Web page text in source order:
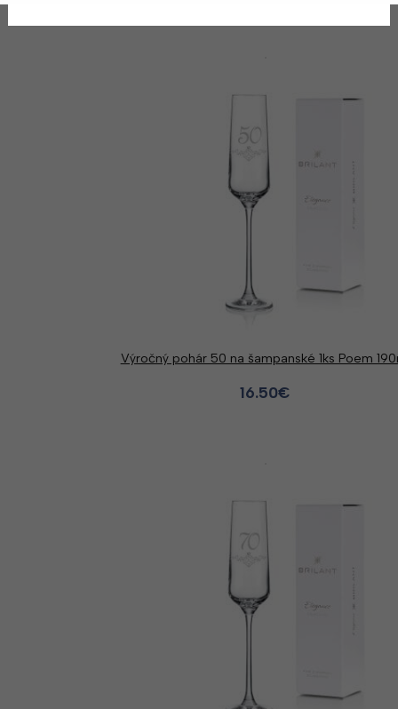
Výročný pohár 50 na šampanské 1ks Poem
16.50€